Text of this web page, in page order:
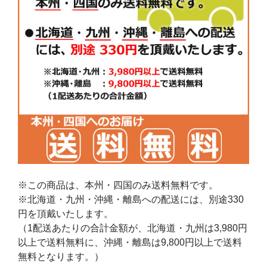
※この商品は、本州・四国のみ送料無料です。
※北海道・九州・沖縄・離島への配送には、別途330
円を頂戴いたします。
（1配送あたりの合計金額が、北海道・九州は3,980円
以上で送料無料に、沖縄・離島は9,800円以上で送料
無料となります。）